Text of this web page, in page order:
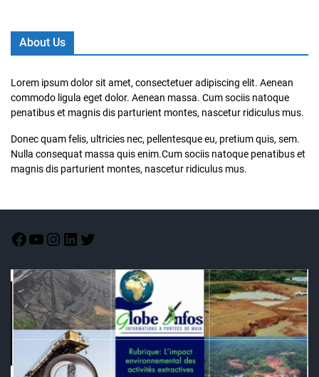
About Us
Lorem ipsum dolor sit amet, consectetuer adipiscing elit. Aenean
commodo ligula eget dolor. Aenean massa. Cum sociis natoque
penatibus et magnis dis parturient montes, nascetur ridiculus mus.
Donec quam felis, ultricies nec, pellentesque eu, pretium quis, sem.
Nulla consequat massa quis enim.Cum sociis natoque penatibus et
magnis dis parturient montes, nascetur ridiculus mus.